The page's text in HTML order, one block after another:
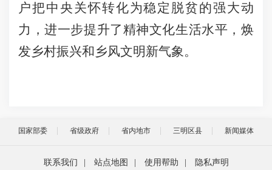
户把中央关怀转化为稳定脱贫的强大动
力，进一步提升了精神文化生活水平，焕
发乡村振兴和乡风文明新气象。
国家部委 省级政府 省内地市 三明区县 新闻媒体
联系我们 站点地图 使用帮助 隐私声明